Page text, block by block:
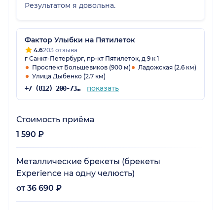
Результатом я довольна.
Фактор Улыбки на Пятилеток
4.6203 отзыва
г Санкт-Петербург, пр-кт Пятилеток, д 9 к 1
Проспект Большевиков (900 м)
Ладожская (2.6 км)
Улица Дыбенко (2.7 км)
+7 (812) 200-73-56 показать
Стоимость приёма
1 590 ₽
Металлические брекеты (брекеты
Experience на одну челюсть)
от 36 690 ₽